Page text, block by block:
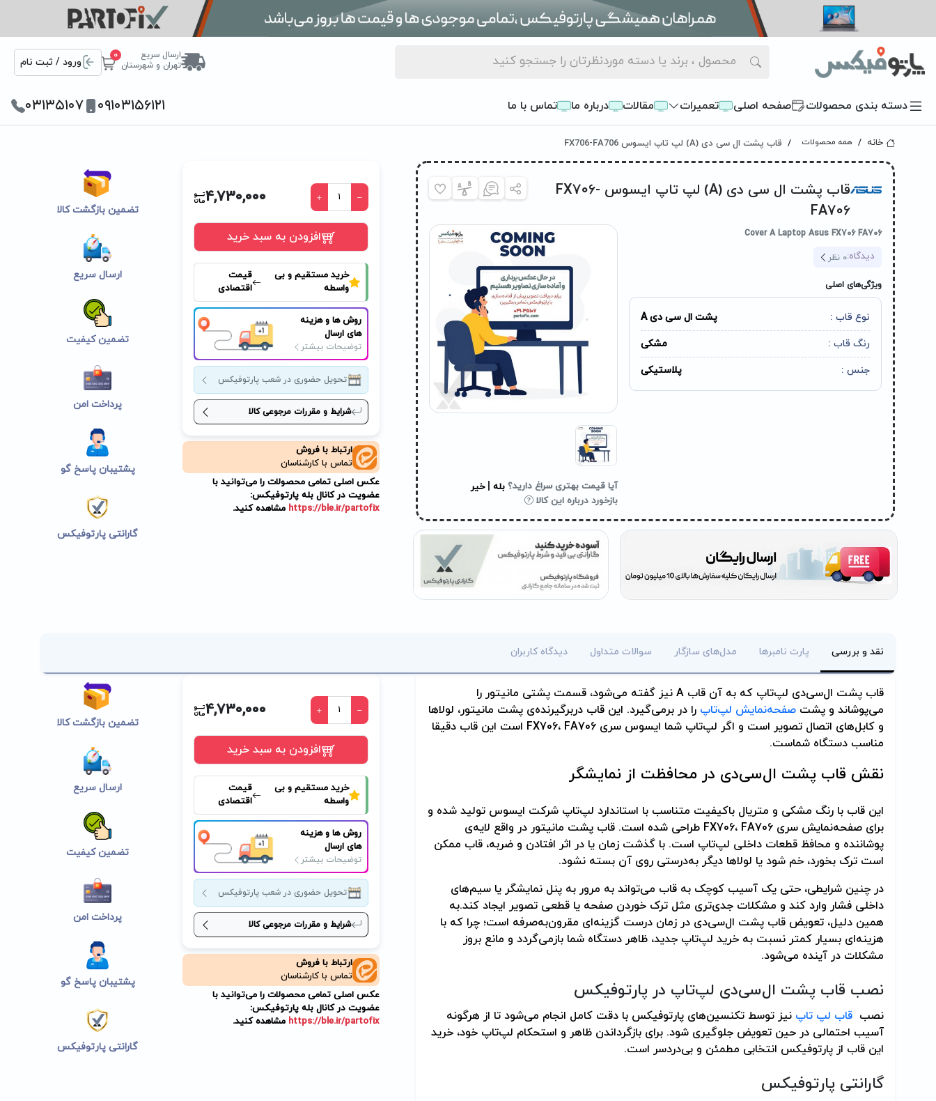
ارسال سریع
تهران و شهرستان
0
ورود / ثبت نام
دسته بندی محصولات صفحه اصلی تعمیرات مقالات درباره ما تماس با ما ۰۹۱۰۳۱۵۶۱۲۱ ۰۳۱۳۵۱۰۷
خانه همه محصولات قاب پشت ال سی دی (A) لپ تاپ ایسوس FX706-FA706
قاب پشت ال سی دی (A) لپ تاپ ایسوس FX706-
FA706
Cover A Laptop Asus FX706 FA706
دیدگاه:0 نظر
ویژگی‌های اصلی
نوع قاب :
پشت ال سی دی A
رنگ قاب :
مشکی
جنس :
پلاستیکی
آیا قیمت بهتری سراغ دارید؟ بله
خیر
بازخورد درباره این کالا
4,730,000
افزودن به سبد خرید
خرید مستقیم و بی
واسطه
قیمت
اقتصادی
روش ها و هزینه
های ارسال
توضیحات بیشتر
تحویل حضوری در شعب پارتوفیکس
شرایط و مقررات مرجوعی کالا
ارتباط با فروش
تماس با کارشناسان
عکس اصلی تمامی محصولات را می‌توانید با
عضویت در کانال بله پارتوفیکس:
https://ble.ir/partofix مشاهده کنید.
تضمین بازگشت کالا
ارسال سریع
تضمین کیفیت
پرداخت امن
پشتیبان پاسخ گو
گارانتی پارتوفیکس
نقد و بررسی پارت نامبرها مدل‌های سازگار سوالات متداول دیدگاه کاربران
4,730,000
افزودن به سبد خرید
خرید مستقیم و بی
واسطه
قیمت
اقتصادی
روش ها و هزینه
های ارسال
توضیحات بیشتر
تحویل حضوری در شعب پارتوفیکس
شرایط و مقررات مرجوعی کالا
ارتباط با فروش
تماس با کارشناسان
عکس اصلی تمامی محصولات را می‌توانید با
عضویت در کانال بله پارتوفیکس:
https://ble.ir/partofix مشاهده کنید.
تضمین بازگشت کالا
ارسال سریع
تضمین کیفیت
پرداخت امن
پشتیبان پاسخ گو
گارانتی پارتوفیکس
قاب پشت ال‌سی‌دی لپ‌تاپ که به آن قاب A نیز گفته می‌شود، قسمت پشتی مانیتور را
می‌پوشاند و پشتصفحه‌نمایش لپ‌تاپ را در برمی‌گیرد. این قاب دربرگیرنده‌ی پشت مانیتور، لولاها
و کابل‌های اتصال تصویر است و اگر لپ‌تاپ شما ایسوس سری FX706، FA706 است این قاب دقیقا
مناسب دستگاه شماست.
نقش قاب پشت ال‌سی‌دی در محافظت از نمایشگر
این قاب با رنگ مشکی و متریال باکیفیت متناسب با استاندارد لپ‌تاپ شرکت ایسوس تولید شده و
برای صفحه‌نمایش سری FX706، FA706 طراحی شده است. قاب پشت مانیتور در واقع لایه‌ی
پوشاننده و محافظ قطعات داخلی لپ‌تاپ است. با گذشت زمان یا در اثر افتادن و ضربه، قاب ممکن
است ترک بخورد، خم شود یا لولاها دیگر به‌درستی روی آن بسته نشود.
در چنین شرایطی، حتی یک آسیب کوچک به قاب می‌تواند به مرور به پنل نمایشگر یا سیم‌های
داخلی فشار وارد کند و مشکلات جدی‌تری مثل ترک خوردن صفحه یا قطعی تصویر ایجاد کند.به
همین دلیل، تعویض قاب پشت ال‌سی‌دی در زمان درست گزینه‌ای مقرون‌به‌صرفه است؛ چرا که با
هزینه‌ای بسیار کمتر نسبت به خرید لپ‌تاپ جدید، ظاهر دستگاه شما بازمی‌گردد و مانع بروز
مشکلات در آینده می‌شود.
نصب قاب پشت ال‌سی‌دی لپ‌تاپ در پارتوفیکس
نصب قاب لپ تاپ نیز توسط تکنسین‌های پارتوفیکس با دقت کامل انجام می‌شود تا از هرگونه
آسیب احتمالی در حین تعویض جلوگیری شود. برای بازگرداندن ظاهر و استحکام لپ‌تاپ خود، خرید
این قاب از پارتوفیکس انتخابی مطمئن و بی‌دردسر است.
گارانتی پارتوفیکس